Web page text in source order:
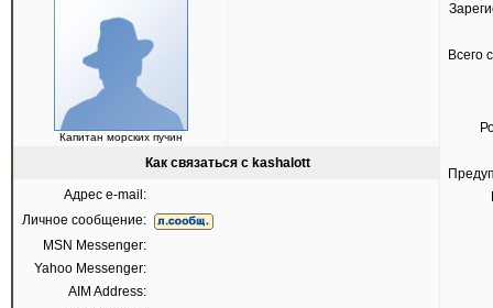
Капитан морских пучин
Всего
Как связаться с kashalott
Адрес e-mail:
Личное сообщение:
MSN Messenger:
Yahoo Messenger:
AIM Address: